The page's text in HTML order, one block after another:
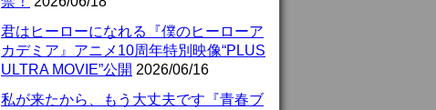
君はヒーローになれる『僕のヒーローア
カデミア』アニメ10周年特別映像“PLUS
ULTRA MOVIE”公開 2026/06/16
私が来たから、もう大丈夫です『青春ブ